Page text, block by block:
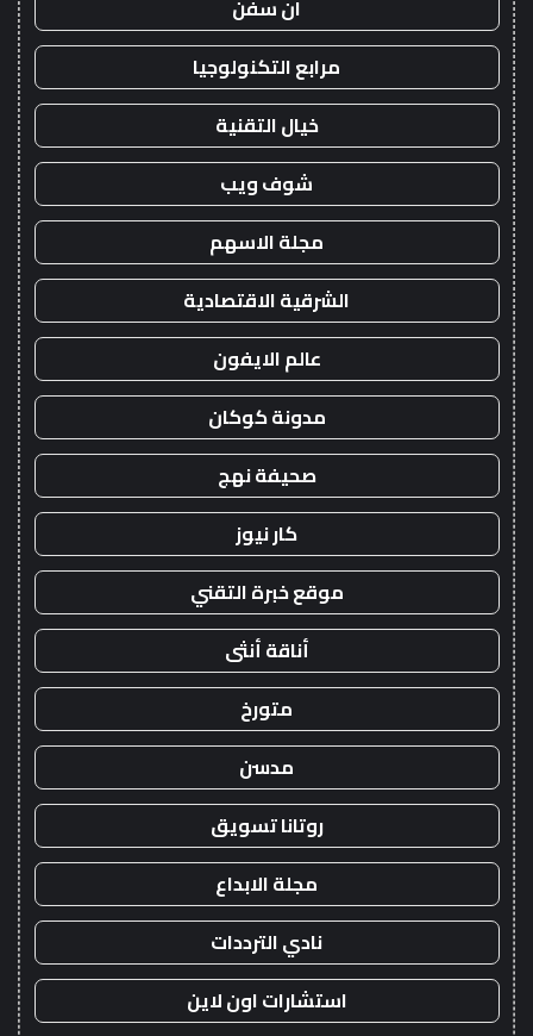
ان سفن
مرابع التكنولوجيا
خيال التقنية
شوف ويب
مجلة الاسهم
الشرقية الاقتصادية
عالم الايفون
مدونة كوكان
صحيفة نهج
كار نيوز
موقع خبرة التقني
أناقة أنثى
متورخ
مدسن
روتانا تسويق
مجلة الابداع
نادي الترددات
استشارات اون لاين